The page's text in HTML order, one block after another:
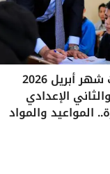
جدول امتحانات شهر أبريل 2026
الإعدادي
المواعيد والمواد